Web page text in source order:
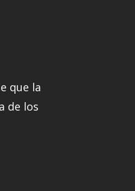
que la
de los